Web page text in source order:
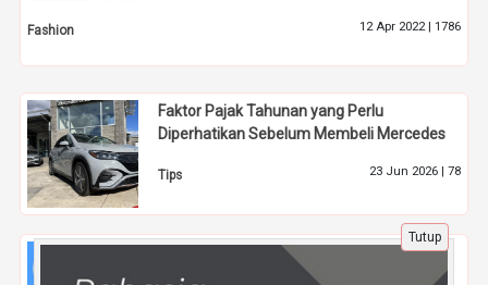
Fashion 12 Apr 2022 | 1786
Faktor Pajak Tahunan yang Perlu
Diperhatikan Sebelum Membeli Mercedes
Tips 23 Jun 2026 | 78
Cara Mengakses Facebook Analytics untuk
Pemula
Tutup